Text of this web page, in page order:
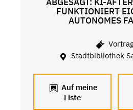
FUNKTIONIERT
AUTONOMES
Stadtbibliothek
Auf meine
Liste